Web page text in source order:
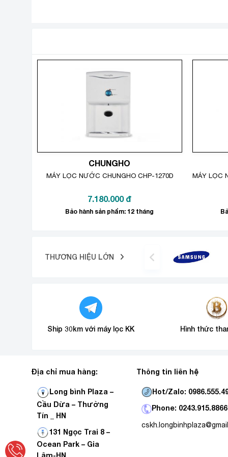
6 tính năng thông minh từ công nghệ Hàn Quốc
Tự động báo thay từng cấp lọc
CHUNGHO
MÁY LỌC NƯỚC CHUNGHO CHP-1270D
7.180.000 đ
Bảo hành sản phẩm: 12 tháng
MÁY LỌC
THƯƠNG HIỆU LỚN
Ship 30km với máy lọc KK Hình thức
Địa chỉ mua hàng:
Long bình Plaza –
Cầu Dừa – Thường
Tín _ HN
131 Ngọc Trai 8 –
Ocean Park – Gia
Lâm-HN
Thông tin liên hệ
Hot/Zalo:
Phone: 0243.915.8866